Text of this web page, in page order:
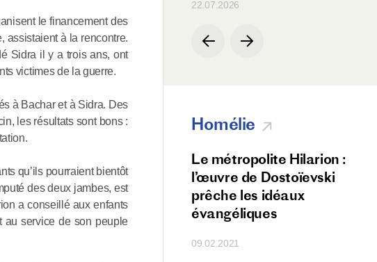
le financement des
assistaient à la rencontre.
Sidra il y a trois ans, ont
victimes de la guerre.
à Bachar et à Sidra. Des
les résultats sont bons :
qu’ils pourraient bientôt
des deux jambes, est
a conseillé aux enfants
au service de son peuple
22.07.2026
Homélie
est prêt à donner à chacun
le don étonnant de la foi,
mais il faut être prêt à
le recevoir
Le métropolite Hilarion :
l’œuvre de Dostoïevski
prêche les idéaux
évangéliques
09.02.2021